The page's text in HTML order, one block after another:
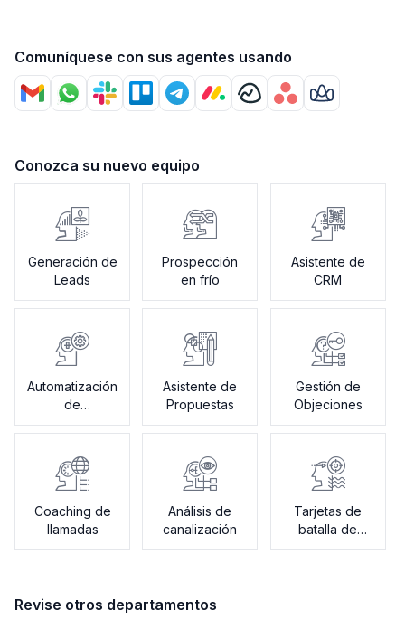
Comuníquese con sus agentes usando
Conozca su nuevo equipo
Generación de
Leads
Prospección
en frío
Asistente de
CRM
Automatización
de
Seguimiento
Asistente de
Propuestas
Gestión de
Objeciones
Coaching de
llamadas
Análisis de
canalización
Tarjetas de
batalla de
ventas
Revise otros departamentos